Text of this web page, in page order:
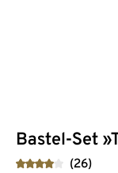
Bastel-Set
(26)